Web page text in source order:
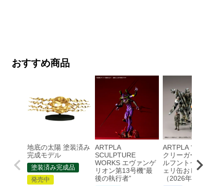
おすすめ商品
地底の太陽 塗装済み
完成モデル
塗装済み完成品
発売中
ARTPLA
SCULPTURE
WORKS エヴァンゲ
リオン第13号機“最
後の執行者”
ARTPLA マシー
クリーガー ファ
ルフントセット
ェリ缶おじさん
（2026年再販）